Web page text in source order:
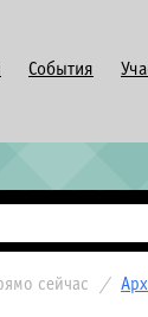
События
сейчас /